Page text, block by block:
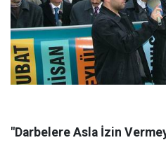
"Darbelere Asla İzin